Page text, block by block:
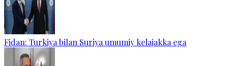
Fidan: Turkiya bilan Suriya umumiy kelajakka ega